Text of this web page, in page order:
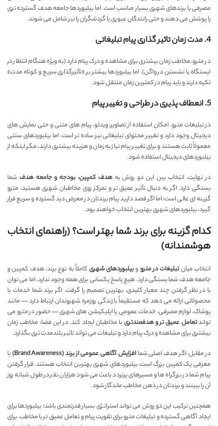
مصرفی یا برندهای شهری بسیار مناسب است. اما بیلبوردها جامعه هدف گسترده تری
را پوشش می دهند و حتی رانندگان عبوری یا گردشگران را نیز شامل می شوند.
4. مدت زمان تاثیر گذاری پیام تبلیغاتی
در مترو، مخاطب زمان بیشتری برای مشاهده و درک پیام دارد (به ویژه هنگام انتظار در
ایستگاه یا نشستن در واگن). اما بیلبوردها بیشتر بر «تأثیرگذاری سریع و کوتاه مدت»
تکیه دارند و باید پیام در کمترین زمان منتقل شود.
5. انعطاف پذیری در طراحی و تغییر پیام
در تبلیغات مترو، امکان استفاده از تصاویر، ویدئو، پیام های متنی و حتی نمایش های
دیجیتال وجود دارد و تغییر محتوای تبلیغاتی نیز ساده تر است. اما بیلبوردهای سنتی
معمولاً ثابت هستند و برای تغییر پیام نیاز به زمان و هزینه بیشتری دارند، مگر اینکه از
بیلبوردهای دیجیتال استفاده شود.
در نهایت، انتخاب بین این دو روش بههدف کمپین، بودجه و جامعه هدف شما
بستگی دارد. اگر به دنبال تأثیر عمیق تر و تمرکز روی مخاطبان شهری هستید، مترو
گزینه ای عالی است؛ اما اگر قصد دارید پیام برندتان در معرض دید گسترده و سریع قرار
گیرد، بیلبوردهای شهری بهترین انتخاب خواهند بود.
کدام گزینه برای برند شما بهتر است؟ (راهنمای انتخاب
هوشمندانه)
انتخاب میانتبلیغات در مترووبیلبوردهای شهری کاملاً به نوع برند، هدف کمپین و
جامعه هدف شما بستگی دارد. هیچ پاسخ یکسانی برای همه وجود ندارد، اما می توان
با در نظر گرفتن چند معیار کلیدی، بهترین تصمیم را گرفت. اگر برند شما خدمات یا
محصولاتی ارائه می دهد که مستقیماً با زندگی روزمره شهروندان ارتباط دارد — مانند
پوشاک، لوازم مصرفی، خدمات عمومی یا اپلیکیشن های شهری — حضور در مترو می
تواندتعامل عمیق تر و هدفمندتریبا مخاطبان ایجاد کند. در این فضا، مخاطب زمان
بیشتری برای مشاهده و درک پیام دارد و تبلیغات می تواند تاثیر بلندمدت تری بگذارد.
در مقابل، اگر هدف اصلی شماافزایش آگاهی عمومی از برند (Brand Awareness
)یا
معرفی یک کمپین بزرگ است، بیلبوردهای شهری بهترین انتخاب هستند. قرار گرفتن
پیام شما در بزرگراه ها و مسیرهای پرتردد باعث می شود هزاران نفر در طول شبانه روز
آن را ببینند و برندتان در ذهن مخاطب ماندگار شود.
همچنین ترکیب این دو روش می تواند استراتژی بسیار قدرتمندی باشد؛ بیلبوردها برای
ایجاد آگاهی گسترده و تبلیغات مترو برای تقویت پیام و تعامل عمیق تر با مخاطب. برای